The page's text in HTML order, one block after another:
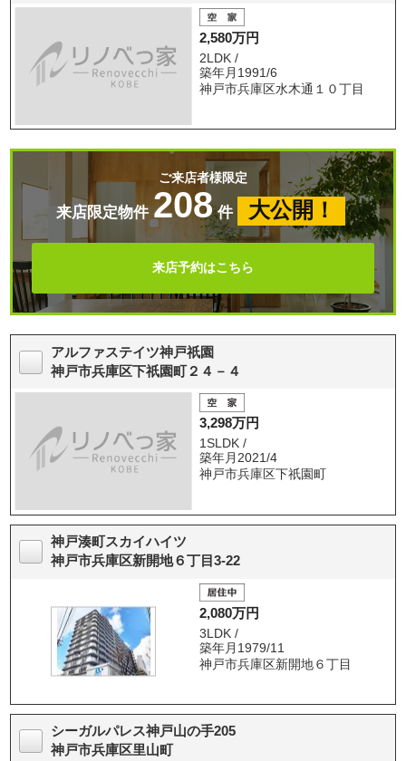
2,580万円
2LDK /
築年月1991/6
神戸市兵庫区水木通１０丁目
ご来店者様限定
来店限定物件 208 件 大公開！
来店予約はこちら
アルファステイツ神戸祇園
神戸市兵庫区下祇園町２４－４
3,298万円
1SLDK /
築年月2021/4
神戸市兵庫区下祇園町
神戸湊町スカイハイツ
神戸市兵庫区新開地６丁目3-22
2,080万円
3LDK /
築年月1979/11
神戸市兵庫区新開地６丁目
シーガルパレス神戸山の手205
神戸市兵庫区里山町